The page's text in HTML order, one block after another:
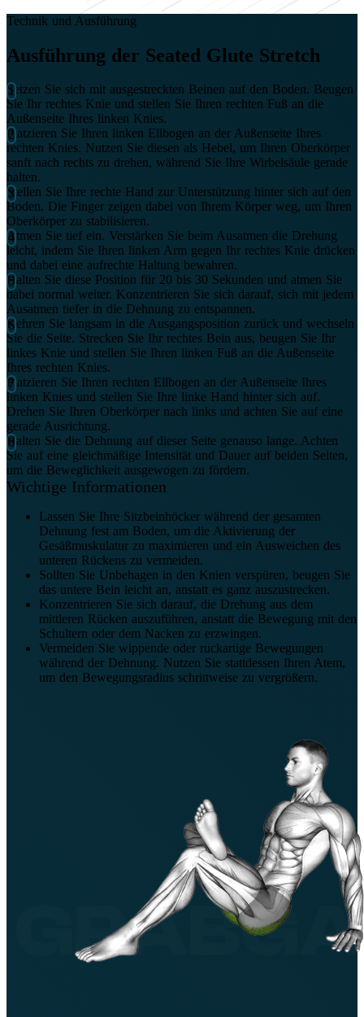
Technik und Ausführung
Ausführung der Seated Glute Stretch
Setzen Sie sich mit ausgestreckten Beinen auf den Boden. Beugen
Sie Ihr rechtes Knie und stellen Sie Ihren rechten Fuß an die
Außenseite Ihres linken Knies.
Platzieren Sie Ihren linken Ellbogen an der Außenseite Ihres
rechten Knies. Nutzen Sie diesen als Hebel, um Ihren Oberkörper
sanft nach rechts zu drehen, während Sie Ihre Wirbelsäule gerade
halten.
Stellen Sie Ihre rechte Hand zur Unterstützung hinter sich auf den
Boden. Die Finger zeigen dabei von Ihrem Körper weg, um Ihren
Oberkörper zu stabilisieren.
Atmen Sie tief ein. Verstärken Sie beim Ausatmen die Drehung
leicht, indem Sie Ihren linken Arm gegen Ihr rechtes Knie drücken
und dabei eine aufrechte Haltung bewahren.
Halten Sie diese Position für 20 bis 30 Sekunden und atmen Sie
dabei normal weiter. Konzentrieren Sie sich darauf, sich mit jedem
Ausatmen tiefer in die Dehnung zu entspannen.
Kehren Sie langsam in die Ausgangsposition zurück und wechseln
Sie die Seite. Strecken Sie Ihr rechtes Bein aus, beugen Sie Ihr
linkes Knie und stellen Sie Ihren linken Fuß an die Außenseite
Ihres rechten Knies.
Platzieren Sie Ihren rechten Ellbogen an der Außenseite Ihres
linken Knies und stellen Sie Ihre linke Hand hinter sich auf.
Drehen Sie Ihren Oberkörper nach links und achten Sie auf eine
gerade Ausrichtung.
Halten Sie die Dehnung auf dieser Seite genauso lange. Achten
Sie auf eine gleichmäßige Intensität und Dauer auf beiden Seiten,
um die Beweglichkeit ausgewogen zu fördern.
Wichtige Informationen
Lassen Sie Ihre Sitzbeinhöcker während der gesamten
Dehnung fest am Boden, um die Aktivierung der
Gesäßmuskulatur zu maximieren und ein Ausweichen des
unteren Rückens zu vermeiden.
Sollten Sie Unbehagen in den Knien verspüren, beugen Sie
das untere Bein leicht an, anstatt es ganz auszustrecken.
Konzentrieren Sie sich darauf, die Drehung aus dem
mittleren Rücken auszuführen, anstatt die Bewegung mit den
Schultern oder dem Nacken zu erzwingen.
Vermeiden Sie wippende oder ruckartige Bewegungen
während der Dehnung. Nutzen Sie stattdessen Ihren Atem,
um den Bewegungsradius schrittweise zu vergrößern.